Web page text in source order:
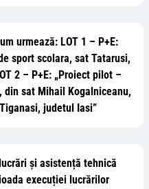
urmează: LOT 1 – P+E:
sport scolara, sat Tatarusi,
2 – P+E: „Proiect pilot –
din sat Mihail Kogalniceanu,
judetul Iasi”
și asistență tehnică
execuției lucrărilor